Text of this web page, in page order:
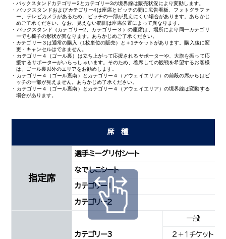
バックスタンドカテゴリー2とカテゴリー3の境界線は販売状況により変動します。
バックスタンドおよびカテゴリー4は座席とピッチの間に広告看板、フォトグラファ
ー、テレビカメラがあるため、ピッチの一部が見えにくい場合があります。あらかじ
めご了承ください。なお、見えない範囲は座席位置によって異なります。
バックスタンド（カテゴリー2、カテゴリー３）の座席は、場所により同一カテゴリ
ーでも椅子の形状が異なります。あらかじめご了承ください。
カテゴリー３は通常の購入（1枚単位の販売）と＋1チケットがあります。購入後に変
更・キャンセルはできません。
カテゴリー４（ゴール裏）は立ち上がって応援されるサポーターや、大旗を振って応
援するサポーターがいらっしゃいます。そのため、着席しての観戦を希望するお客様
は、ゴール裏以外のエリアをお勧めします。
カテゴリー４（ゴール裏南）とカテゴリー４（アウェイエリア）の前段の席からはピ
ッチの一部が見えません。あらかじめ了承ください。
カテゴリー４（ゴール裏南）とカテゴリー４（アウェイエリア）の境界線は変動する
場合があります。
席種
指定席
選手ミーグリ付シート
なでしこシート
カテゴリー1
カテゴリー2
カテゴリー3
一般
２＋１チケット